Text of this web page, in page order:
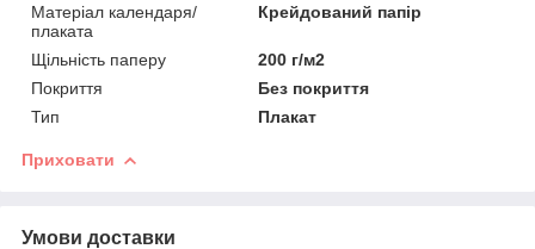
Матеріал календаря/
плаката
Крейдований папір
Щільність паперу
200 г/м2
Покриття
Без покриття
Тип
Плакат
Приховати
Умови доставки